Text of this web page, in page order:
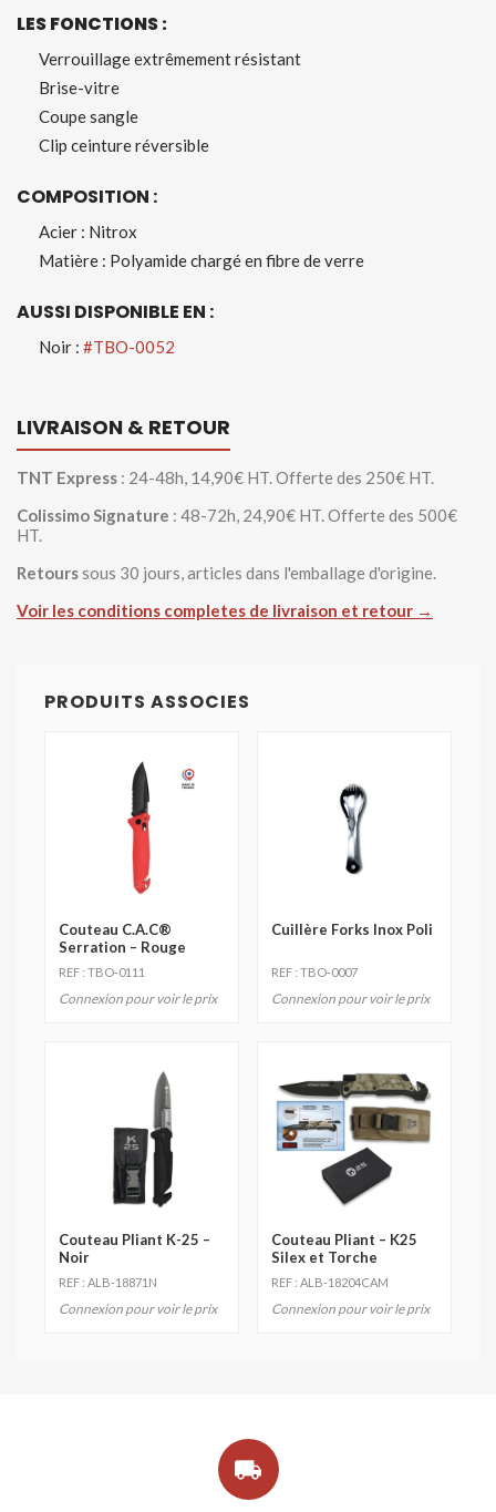
LES FONCTIONS :
Verrouillage extrêmement résistant
Brise-vitre
Coupe sangle
Clip ceinture réversible
COMPOSITION :
Acier : Nitrox
Matière : Polyamide chargé en fibre de verre
AUSSI DISPONIBLE EN :
Noir : #TBO-0052
LIVRAISON & RETOUR
TNT Express : 24-48h, 14,90€ HT. Offerte des 250€ HT.
Colissimo Signature : 48-72h, 24,90€ HT. Offerte des 500€
HT.
Retourssous 30 jours, articles dans l'emballage d'origine.
Voir les conditions completes de livraison et retour →
PRODUITS ASSOCIES
Couteau C.A.C®
Serration – Rouge
REF : TBO-0111
Connexion pour voir le prix
Cuillère Forks Inox Poli
REF : TBO-0007
Connexion pour voir le prix
Couteau Pliant K-25 –
Noir
REF : ALB-18871N
Connexion pour voir le prix
Couteau Pliant – K25
Silex et Torche
REF : ALB-18204CAM
Connexion pour voir le prix
